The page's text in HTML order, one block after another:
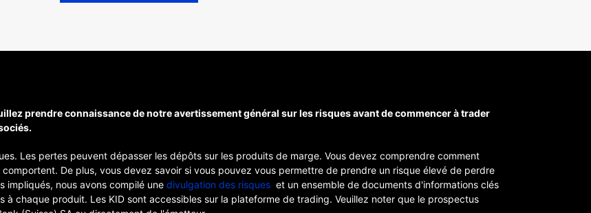
prendre connaissance de notre avertissement général sur les risques avant de commencer à trader
Les pertes peuvent dépasser les dépôts sur les produits de marge. Vous devez comprendre comment
De plus, vous devez savoir si vous pouvez vous permettre de prendre un risque élevé de perdre
impliqués, nous avons compilé une divulgation des risques et un ensemble de documents d'informations clés
à chaque produit. Les KID sont accessibles sur la plateforme de trading. Veuillez noter que le prospectus